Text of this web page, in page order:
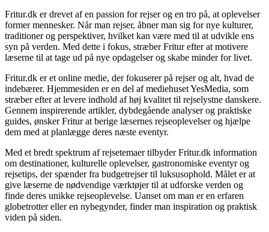
Fritur.dk er drevet af en passion for rejser og en tro på, at oplevelser
former mennesker. Når man rejser, åbner man sig for nye kulturer,
traditioner og perspektiver, hvilket kan være med til at udvikle ens
syn på verden. Med dette i fokus, stræber Fritur efter at motivere
læserne til at tage ud på nye opdagelser og skabe minder for livet.
Fritur.dk er et online medie, der fokuserer på rejser og alt, hvad de
indebærer. Hjemmesiden er en del af mediehuset YesMedia, som
stræber efter at levere indhold af høj kvalitet til rejselystne danskere.
Gennem inspirerende artikler, dybdegående analyser og praktiske
guides, ønsker Fritur at berige læsernes rejseoplevelser og hjælpe
dem med at planlægge deres næste eventyr.
Med et bredt spektrum af rejsetemaer tilbyder Fritur.dk information
om destinationer, kulturelle oplevelser, gastronomiske eventyr og
rejsetips, der spænder fra budgetrejser til luksusophold. Målet er at
give læserne de nødvendige værktøjer til at udforske verden og
finde deres unikke rejseoplevelse. Uanset om man er en erfaren
globetrotter eller en nybegynder, finder man inspiration og praktisk
viden på siden.